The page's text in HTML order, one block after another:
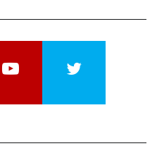
Youtube